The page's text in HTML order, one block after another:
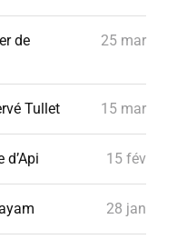
de
25 mar
Tullet 15 mar
15 fév
28 jan